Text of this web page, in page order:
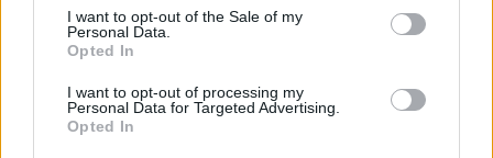
consent section.
I want to opt-out of the Sale of my
Personal Data.
Opted In
I want to opt-out of processing my
Personal Data for Targeted Advertising.
Opted In
Lördag 7 mars
09:30 Individuell 10 km klassisk herrar U23
12:30 Individuell 10 km klassisk damer U23
Startlistor, resultat och detaljer